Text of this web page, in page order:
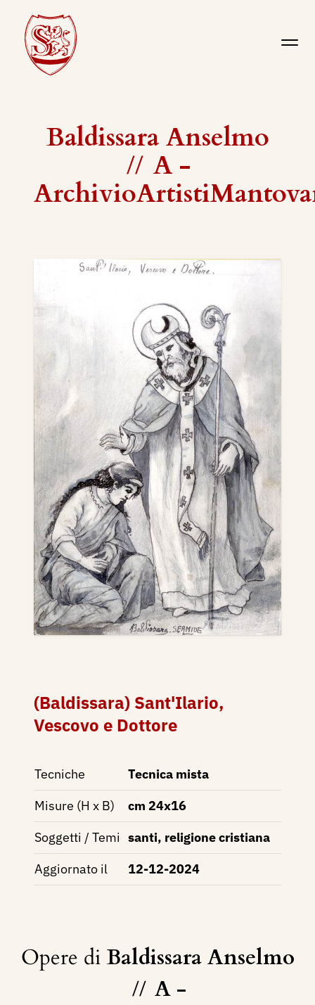
Baldissara Anselmo
// A -
(Baldissara) Sant'Ilario,
Vescovo e Dottore
Tecniche
Tecnica mista
Misure (H x B)
cm 24x16
Soggetti / Temi santi, religione cristiana
Aggiornato il
12-12-2024
Opere diBaldissara Anselmo
// A -